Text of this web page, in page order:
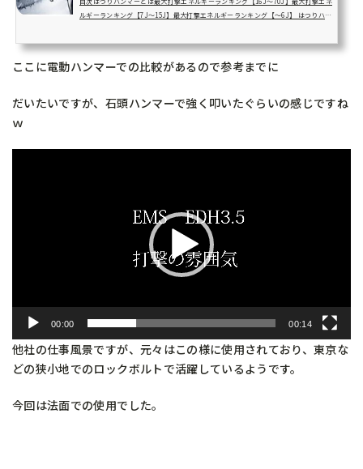
ルギーランキング【7J～15J】最大打撃エネルギーランキング【～6J】 はつりハン
ここに電動ハンマーでの比較があるので参考までに
だいたいですが、石頭ハンマーで強く叩いたぐらいの感じですね
ｗ
00:00 00:14
他社の仕事風景ですが、元々はこの様に使用されており、東京な
どの狭小地でのロックボルトで活躍しているようです。
今回は法面での使用でした。